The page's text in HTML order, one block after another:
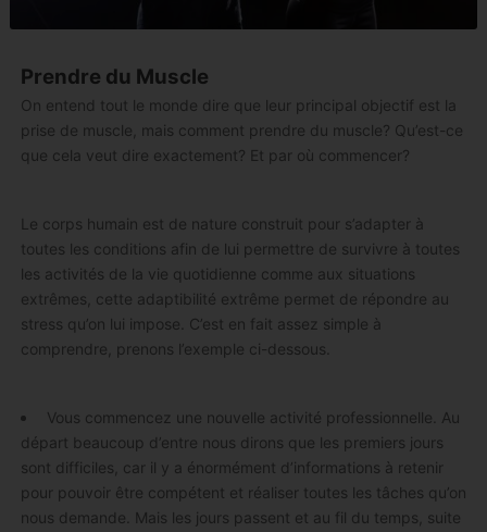
Prendre du Muscle
On entend tout le monde dire que leur principal objectif est la
prise de muscle, mais comment prendre du muscle? Qu’est-ce
que cela veut dire exactement? Et par où commencer?
Le corps humain est de nature construit pour s’adapter à
toutes les conditions afin de lui permettre de survivre à toutes
les activités de la vie quotidienne comme aux situations
extrêmes, cette adaptibilité extrême permet de répondre au
stress qu’on lui impose. C’est en fait assez simple à
comprendre, prenons l’exemple ci-dessous.
Vous commencez une nouvelle activité professionnelle. Au
départ beaucoup d’entre nous dirons que les premiers jours
sont difficiles, car il y a énormément d’informations à retenir
pour pouvoir être compétent et réaliser toutes les tâches qu’on
nous demande. Mais les jours passent et au fil du temps, suite